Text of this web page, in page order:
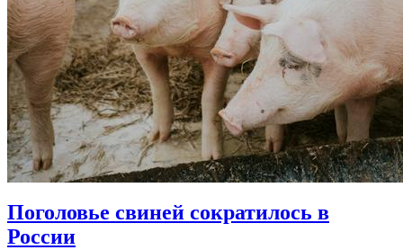
Поголовье свиней сократилось в
России